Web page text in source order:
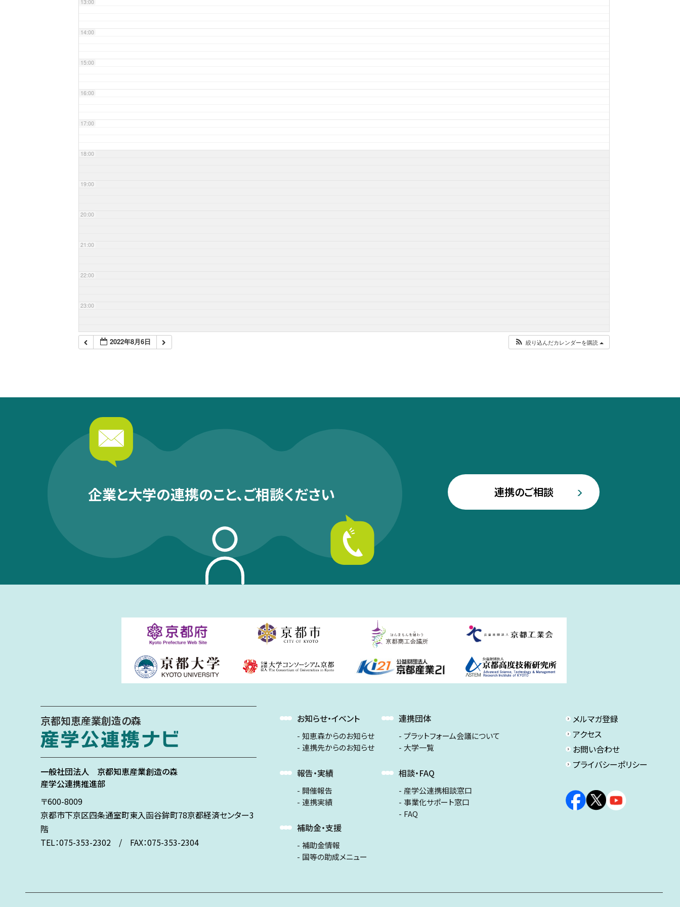
13:00
14:00
15:00
16:00
17:00
18:00
19:00
20:00
21:00
22:00
23:00
2022年8月6日 絞り込んだカレンダーを購読
企業と大学の連携のこと、ご相談ください 連携のご相談
京都知恵産業創造の森
一般社団法人 京都知恵産業創造の森
産学公連携推進部
〒600-8009
京都市下京区四条通室町東入函谷鉾町78京都経済センター3
階
TEL：075-353-2302 / FAX：075-353-2304
お知らせ・イベント
知恵森からのお知らせ
連携先からのお知らせ
報告・実績
開催報告
連携実績
補助金・支援
補助金情報
国等の助成メニュー
連携団体
プラットフォーム会議について
大学一覧
相談・FAQ
産学公連携相談窓口
事業化サポート窓口
FAQ
メルマガ登録
アクセス
お問い合わせ
プライバシーポリシー